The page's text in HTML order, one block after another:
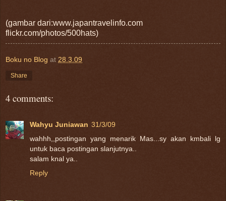
(gambar dari:www.japantravelinfo.com
flickr.com/photos/500hats)
Boku no Blog at 28.3.09
Share
4 comments:
Wahyu Juniawan 31/3/09
wahhh,,postingan yang menarik Mas...sy akan kmbali lg
untuk baca postingan slanjutnya..
salam knal ya..
Reply